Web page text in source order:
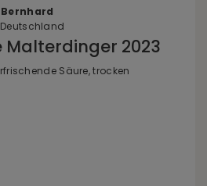
Malterdinger 2023
Säure, trocken